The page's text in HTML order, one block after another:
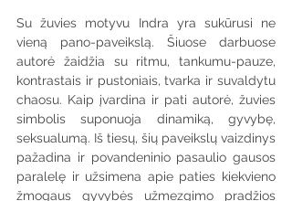
Su žuvies motyvu Indra yra sukūrusi ne
vieną pano-paveikslą. Šiuose darbuose
autorė žaidžia su ritmu, tankumu-pauze,
kontrastais ir pustoniais, tvarka ir suvaldytu
chaosu. Kaip įvardina ir pati autorė, žuvies
simbolis suponuoja dinamiką, gyvybę,
seksualumą. Iš tiesų, šių paveikslų vaizdinys
pažadina ir povandeninio pasaulio gausos
paralelę ir užsimena apie paties kiekvieno
žmogaus gyvybės užmezgimo pradžios